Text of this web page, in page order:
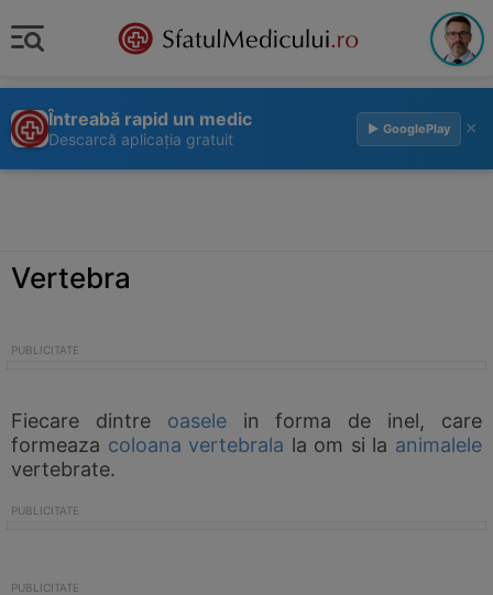
Întreabă rapid un medic
Descarcă aplicația gratuit
▶ GooglePlay ×
Vertebra
Fiecare dintre oaselein forma de inel, care
formeaza coloana vertebrala la om si la animalele
vertebrate.